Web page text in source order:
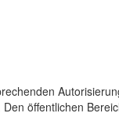
öffentlichen